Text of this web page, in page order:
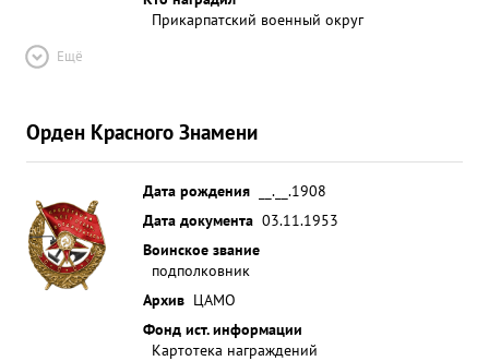
Прикарпатский военный округ
Ещё
Орден Красного Знамени
Дата рождения
__.__.1908
Дата документа 03.11.1953
Воинское звание
подполковник
Архив ЦАМО
Фонд ист. информации
Картотека награждений